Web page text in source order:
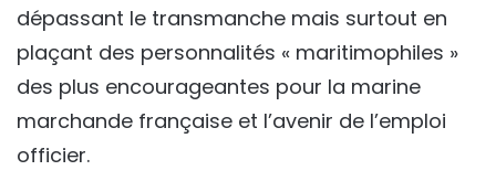
dépassant le transmanche mais surtout en
plaçant des personnalités « maritimophiles »
des plus encourageantes pour la marine
marchande française et l’avenir de l’emploi
officier.